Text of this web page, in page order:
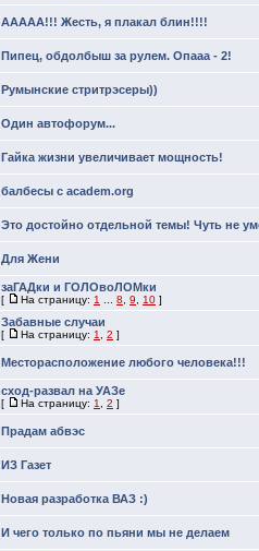
ААААА!!! Жесть, я плакал блин!!!!
Пипец, обдолбыш за рулем. Опааа - 2!
Румынские стритрэсеры))
Один автофорум...
Гайка жизни увеличивает мощность!
балбесы с academ.org
Это достойно отдельной темы! Чуть не
Для Жени
заГАДки и ГОЛОвоЛОМки
[ На страницу: 1 8 9 10 ]
Забавные случаи
[ На страницу: 1 2 ]
Месторасположение любого человека!!!
сход-развал на УАЗе
[ На страницу: 1 2 ]
Прадам абвэс
ИЗ Газет
Новая разработка ВАЗ :)
И чего только по пьяни мы не делаем